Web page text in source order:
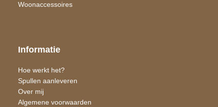
Woon​accessoires
Informatie
Hoe werkt het?
Spullen aanleveren
Over mij
Algemene voorwaarden